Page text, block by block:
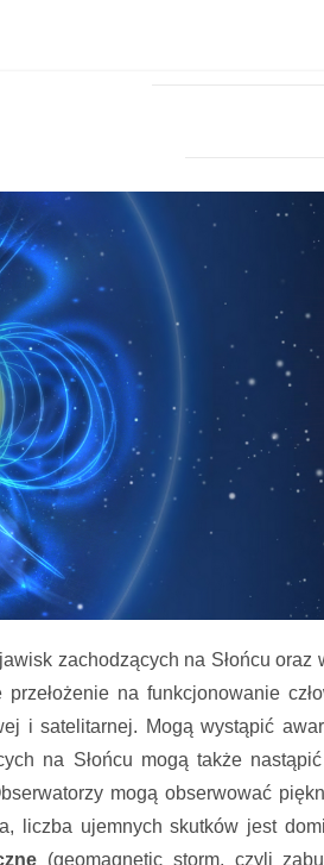
zachodzących na Słońcu
na funkcjonowanie
i satelitarnej. Mogą wystąpić
na Słońcu mogą także
mogą obserwować
liczba ujemnych skutków jest
(geomagnetic storm, czyli